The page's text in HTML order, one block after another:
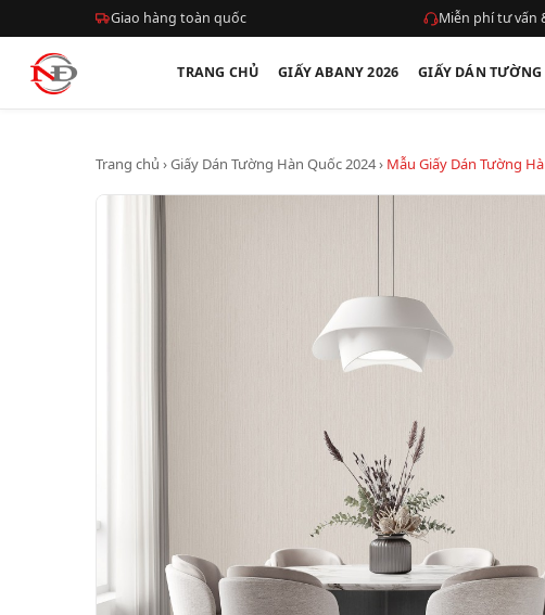
Giao hàng toàn quốc Miễn phí tư vấn
TRANG CHỦ GIẤY ABANY 2026 GIẤY DÁN
Trang chủ ›Giấy Dán Tường Hàn Quốc 2024› Mẫu Giấy Dán Tường